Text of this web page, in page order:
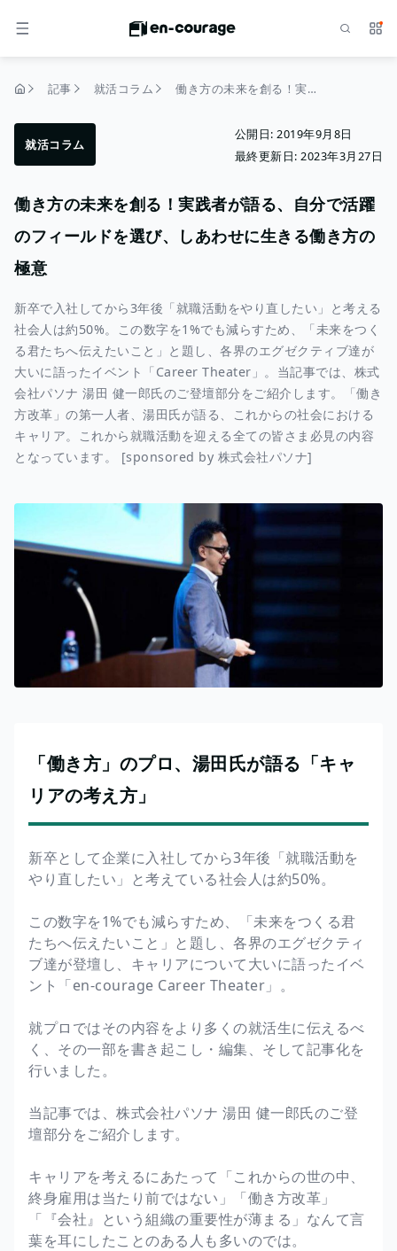
メニュー サ
記事 就活コラム 働き方の未来を創る！実践者が語る、自分で活躍のフィールドを選び、しあわせに生きる働き方の極意
就活コラム
公開日: 2019年9月8日
最終更新日: 2023年3月27日
働き方の未来を創る！実践者が語る、自分で活躍
のフィールドを選び、しあわせに生きる働き方の
極意
新卒で入社してから3年後「就職活動をやり直したい」と考える
社会人は約50%。この数字を1%でも減らすため、「未来をつく
る君たちへ伝えたいこと」と題し、各界のエグゼクティブ達が
大いに語ったイベント「Career Theater」。当記事では、株式
会社パソナ 湯田 健一郎氏のご登壇部分をご紹介します。「働き
方改革」の第一人者、湯田氏が語る、これからの社会における
キャリア。これから就職活動を迎える全ての皆さま必見の内容
となっています。 [sponsored by 株式会社パソナ]
「働き方」のプロ、湯田氏が語る「キャ
リアの考え方」
新卒として企業に入社してから3年後「就職活動を
やり直したい」と考えている社会人は約50%。
この数字を1%でも減らすため、「未来をつくる君
たちへ伝えたいこと」と題し、各界のエグゼクティ
ブ達が登壇し、キャリアについて大いに語ったイベ
ント「en-courage Career Theater」。
就プロではその内容をより多くの就活生に伝えるべ
く、その一部を書き起こし・編集、そして記事化を
行いました。
当記事では、株式会社パソナ 湯田 健一郎氏のご登
壇部分をご紹介します。
キャリアを考えるにあたって「これからの世の中、
終身雇用は当たり前ではない」「働き方改革」
「『会社』という組織の重要性が薄まる」なんて言
葉を耳にしたことのある人も多いのでは。